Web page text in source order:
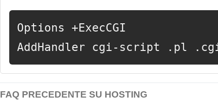
Options +ExecCGI
AddHandler cgi-script .pl
FAQ PRECEDENTE SU HOSTING